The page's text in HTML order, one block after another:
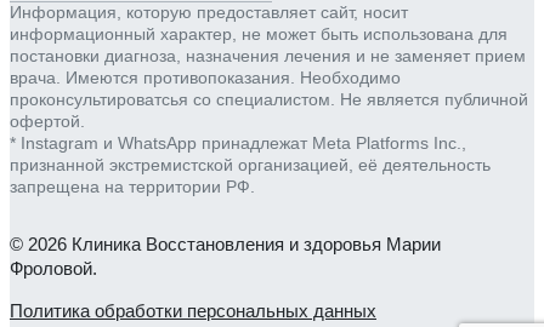
© 2026 Клиника Восстановления и здоровья Марии
Фроловой.
Политика обработки персональных данных
Информация, которую предоставляет сайт, носит
информационный характер, не может быть использована для
постановки диагноза, назначения лечения и не заменяет прием
врача. Имеются противопоказания. Необходимо
проконсультироватсья со специалистом. Не является публичной
офертой.
* Instagram и WhatsApp принадлежат Meta Platforms Inc.,
признанной экстремистской организацией, её деятельность
запрещена на территории РФ.